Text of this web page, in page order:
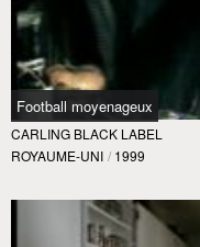
Football moyenageux
CARLING BLACK LABEL
ROYAUME-UNI / 1999